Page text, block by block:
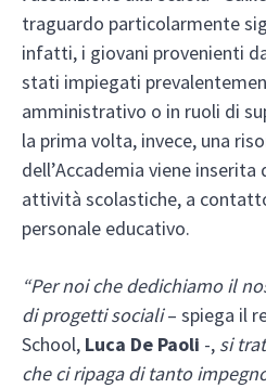
traguardo particolarmente
infatti, i giovani provenienti
stati impiegati
amministrativo o in ruoli di
la prima volta, invece, una
dell’Accademia viene
attività scolastiche, a
personale educativo.
“Per noi che dedichiamo il
di progetti sociali– spiega il
School, Luca De Paoli -, si
che ci ripaga di tanto